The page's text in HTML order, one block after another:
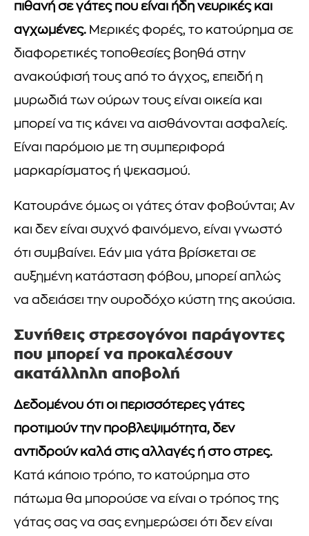
πιθανή σε γάτες που είναι ήδη νευρικές και
αγχωμένες. Μερικές φορές, το κατούρημα σε
διαφορετικές τοποθεσίες βοηθά στην
ανακούφισή τους από το άγχος, επειδή η
μυρωδιά των ούρων τους είναι οικεία και
μπορεί να τις κάνει να αισθάνονται ασφαλείς.
Είναι παρόμοιο με τη συμπεριφορά
μαρκαρίσματος ή ψεκασμού.
Κατουράνε όμως οι γάτες όταν φοβούνται; Αν
και δεν είναι συχνό φαινόμενο, είναι γνωστό
ότι συμβαίνει. Εάν μια γάτα βρίσκεται σε
αυξημένη κατάσταση φόβου, μπορεί απλώς
να αδειάσει την ουροδόχο κύστη της ακούσια.
Συνήθεις στρεσογόνοι παράγοντες
που μπορεί να προκαλέσουν
ακατάλληλη αποβολή
Δεδομένου ότι οι περισσότερες γάτες
προτιμούν την προβλεψιμότητα, δεν
αντιδρούν καλά στις αλλαγές ή στο στρες.
Κατά κάποιο τρόπο, το κατούρημα στο
πάτωμα θα μπορούσε να είναι ο τρόπος της
γάτας σας να σας ενημερώσει ότι δεν είναι